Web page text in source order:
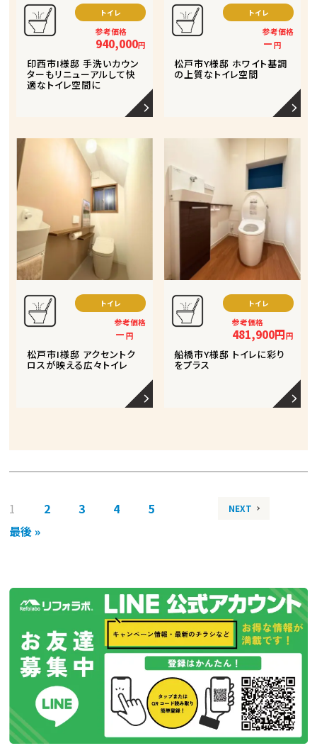
トイレ
参考価格
940,000円
印西市I様邸 手洗いカウン
ターもリニューアルして快
適なトイレ空間に
トイレ
参考価格
－円
松戸市Y様邸 ホワイト基調
の上質なトイレ空間
トイレ
参考価格
－円
松戸市I様邸 アクセントク
ロスが映える広々トイレ
トイレ
参考価格
481,900円円
船橋市Y様邸 トイレに彩り
をプラス
1 2 3 4 5 NEXT
最後 »